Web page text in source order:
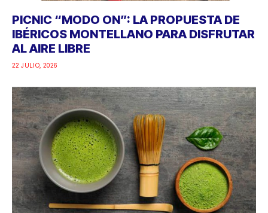
PICNIC “MODO ON”: LA PROPUESTA DE
IBÉRICOS MONTELLANO PARA DISFRUTAR
AL AIRE LIBRE
22 JULIO, 2026